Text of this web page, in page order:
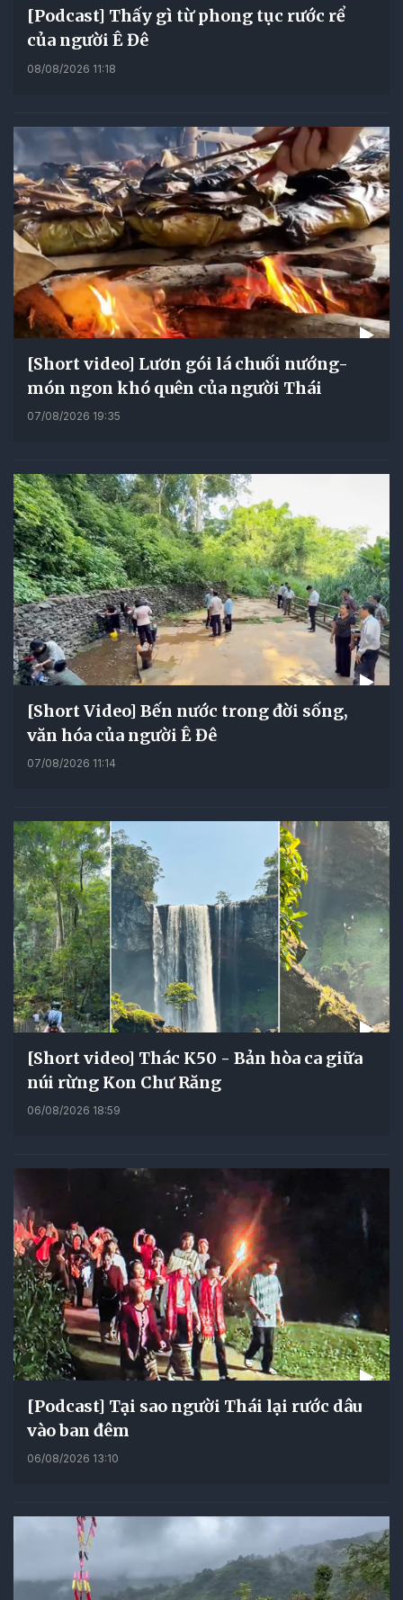
[Podcast] Thấy gì từ phong tục rước rể
của người Ê Đê
08/08/2026 11:18
[Short video] Lươn gói lá chuối nướng-
món ngon khó quên của người Thái
07/08/2026 19:35
[Short Video] Bến nước trong đời sống,
văn hóa của người Ê Đê
07/08/2026 11:14
[Short video] Thác K50 - Bản hòa ca giữa
núi rừng Kon Chư Răng
06/08/2026 18:59
[Podcast] Tại sao người Thái lại rước dâu
vào ban đêm
06/08/2026 13:10